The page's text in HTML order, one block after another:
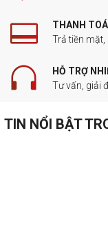
THANH
Trả tiền mặt,
HỖ TRỢ
Tư vấn, giải
TIN NỔI BẬT